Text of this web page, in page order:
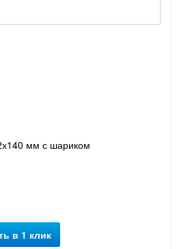
мм с шариком
в 1 клик